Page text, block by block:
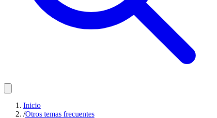
Inicio
/Otros temas frecuentes